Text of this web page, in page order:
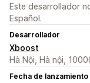
Este desarrollador
Español.
Desarrollador
Xboost
Hà Nội, Hà nội,
Fecha de lanzamiento